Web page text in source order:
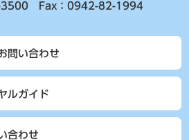
3500 Fax：0942-82-1994
問い合わせ
ルガイド
合わせ